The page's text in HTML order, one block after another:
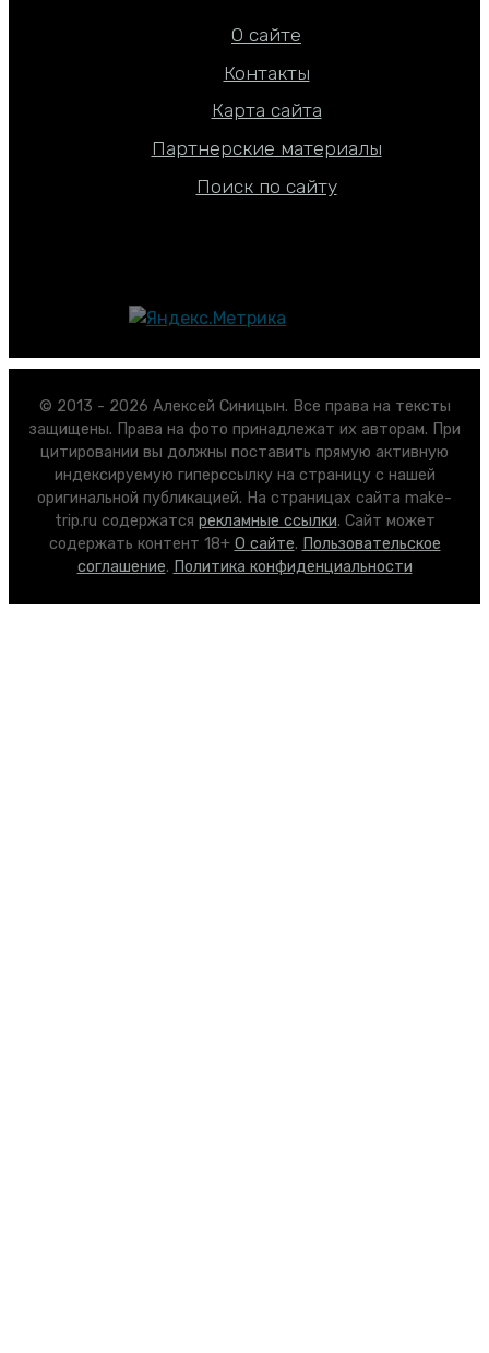
О сайте
Контакты
Карта сайта
Партнерские материалы
Поиск по сайту
© 2013 - 2026 Алексей Синицын. Все права на тексты
защищены. Права на фото принадлежат их авторам. При
цитировании вы должны поставить прямую активную
индексируемую гиперссылку на страницу с нашей
оригинальной публикацией. На страницах сайта make-
trip.ru содержатся рекламные ссылки. Сайт может
содержать контент 18+ О сайте. Пользовательское
соглашение. Политика конфиденциальности